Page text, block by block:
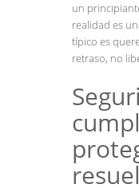
un
realidad es
típico es
retraso, no